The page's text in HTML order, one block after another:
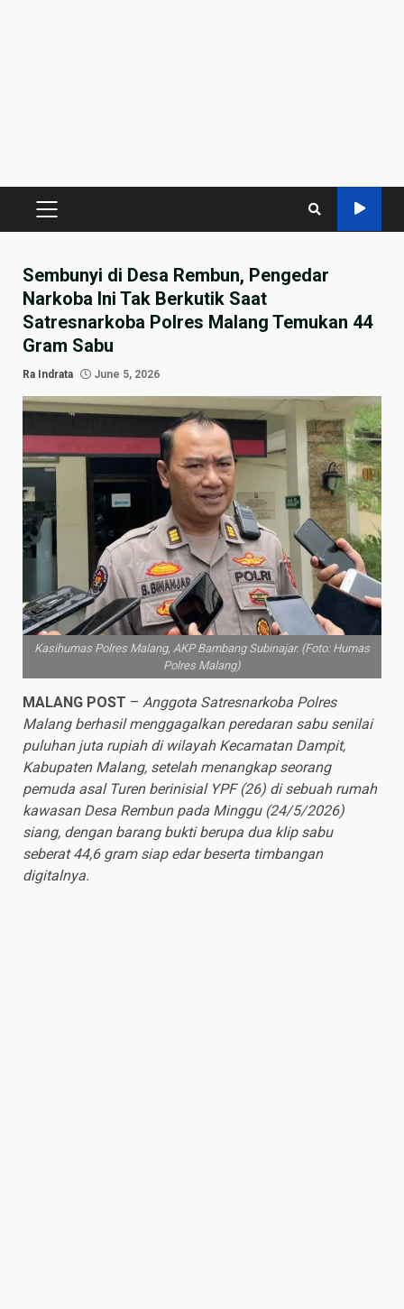
PRIMARY
Sembunyi di Desa Rembun, Pengedar
Narkoba Ini Tak Berkutik Saat
Satresnarkoba Polres Malang Temukan 44
Gram Sabu
Ra Indrata June 5, 2026
Kasihumas Polres Malang, AKP Bambang Subinajar. (Foto: Humas
Polres Malang)
MALANG POST – Anggota Satresnarkoba Polres
Malang berhasil menggagalkan peredaran sabu senilai
puluhan juta rupiah di wilayah Kecamatan Dampit,
Kabupaten Malang, setelah menangkap seorang
pemuda asal Turen berinisial YPF (26) di sebuah rumah
kawasan Desa Rembun pada Minggu (24/5/2026)
siang, dengan barang bukti berupa dua klip sabu
seberat 44,6 gram siap edar beserta timbangan
digitalnya.